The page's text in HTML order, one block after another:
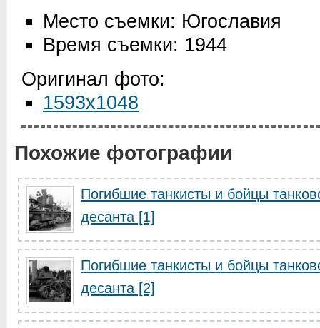
Место съемки: Югославия
Время съемки: 1944
Оригинал фото:
1593x1048
Похожие фотографии
Погибшие танкисты и бойцы
десанта [1]
Погибшие танкисты и бойцы
десанта [2]